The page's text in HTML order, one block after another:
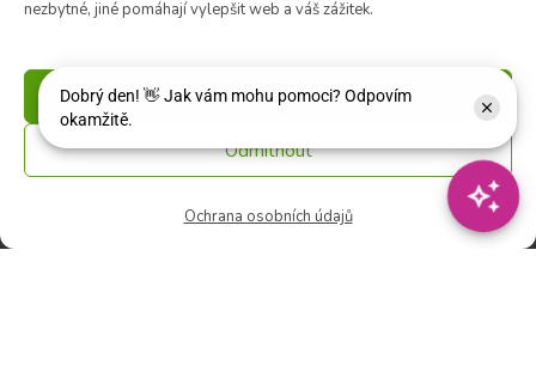
nezbytné, jiné pomáhají vylepšit web a váš zážitek.
Příjmout
Odmítnout
Ochrana osobních údajů
Sledujte nás: